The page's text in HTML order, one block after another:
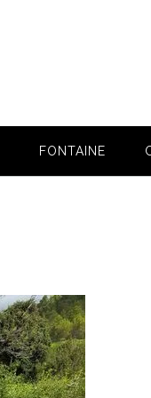
FONTAINE